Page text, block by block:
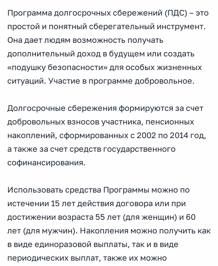
Программа долгосрочных сбережений (ПДС) – это
простой и понятный сберегательный инструмент.
Она дает людям возможность получать
дополнительный доход в будущем или создать
«подушку безопасности» для особых жизненных
ситуаций. Участие в программе добровольное.
Долгосрочные сбережения формируются за счет
добровольных взносов участника, пенсионных
накоплений, сформированных с 2002 по 2014 год,
а также за счет средств государственного
софинансирования.
Использовать средства Программы можно по
истечении 15 лет действия договора или при
достижении возраста 55 лет (для женщин) и 60
лет (для мужчин). Накопления можно получить как
в виде единоразовой выплаты, так и в виде
периодических выплат, также их можно